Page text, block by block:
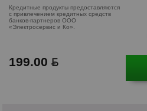
199.00